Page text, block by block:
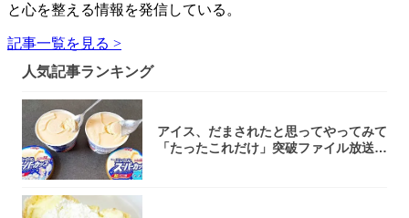
と心を整える情報を発信している。
記事一覧を見る >
人気記事ランキング
アイス、だまされたと思ってやってみて
「たったこれだけ」突破ファイル放送で